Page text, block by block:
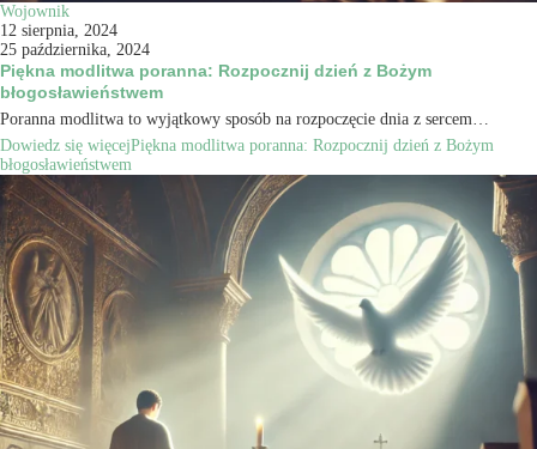
Wojownik
12 sierpnia, 2024
25 października, 2024
Piękna modlitwa poranna: Rozpocznij dzień z Bożym
błogosławieństwem
Poranna modlitwa to wyjątkowy sposób na rozpoczęcie dnia z sercem…
Dowiedz się więcejPiękna modlitwa poranna: Rozpocznij dzień z Bożym
błogosławieństwem